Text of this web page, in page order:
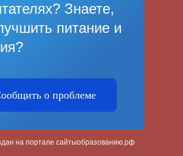
Знаете,
питание и
о проблеме
на портале сайтыобразованию.рф